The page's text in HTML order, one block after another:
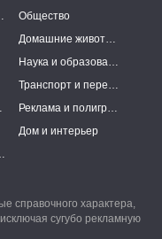
Общество
Домашние животные
Наука и образование
Транспорт и перевозки
Реклама и полиграфия
Дом и интерьер
и связь
справочного характера,
сугубо рекламную